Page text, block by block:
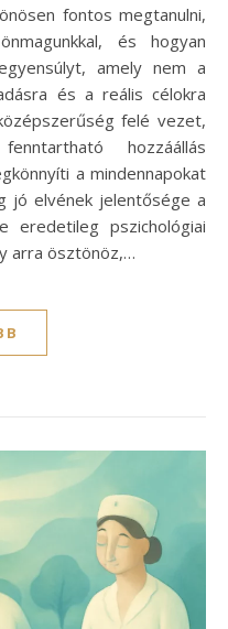
fontos megtanulni,
és hogyan
amely nem a
és a reális célokra
felé vezet,
hozzáállás
a mindennapokat
jó elvének jelentősége a
eredetileg pszichológiai
arra ösztönöz,…